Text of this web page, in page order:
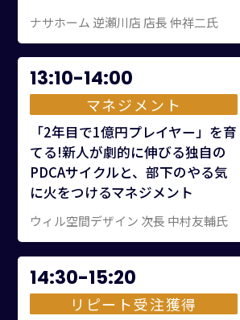
ナサホーム 逆瀬川店 店長 仲祥二氏
13:10-14:00
マネジメント
「2年目で1億円プレイヤー」を育
てる!新人が劇的に伸びる独自の
PDCAサイクルと、部下のやる気
に火をつけるマネジメント
ウィル空間デザイン 次長 中村友輔氏
14:30-15:20
リピート受注獲得